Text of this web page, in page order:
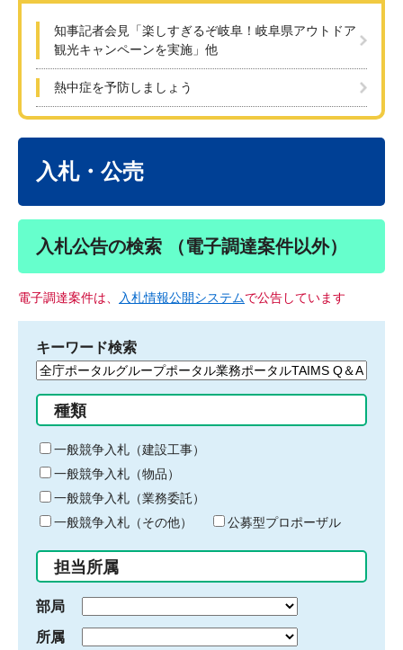
知事記者会見「楽しすぎるぞ岐阜！岐阜県アウトドア
観光キャンペーンを実施」他
熱中症を予防しましょう
入札・公売
入札公告の検索 （電子調達案件以外）
電子調達案件は、 入札情報公開システムで公告しています
キーワード検索
検
る
キ
ー
ワ
ー
ド
入
力
種類
一般競争入札（建設工事）
一般競争入札（物品）
一般競争入札（業務委託）
一般競争入札（その他）
公募型プロポーザル
担当所属
部局
所属